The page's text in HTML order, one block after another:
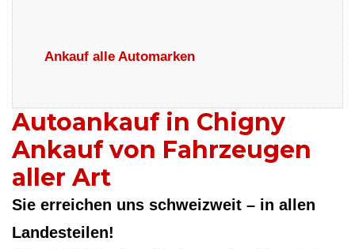
Ankauf alle Automarken
Autoankauf in Chigny
Ankauf von Fahrzeugen
aller Art
Sie erreichen uns schweizweit – in allen
Landesteilen!